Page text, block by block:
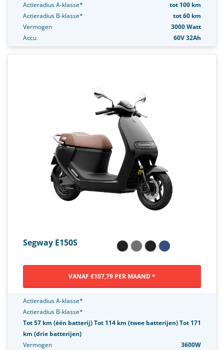
Actieradius A-klasse*
tot 100 km
Actieradius B-klasse*
tot 60 km
Vermogen
3000 Watt
Accu
60V 32Ah
Segway E150S
VANAF €107,79 PER MAAND *
Actieradius A-klasse*
Actieradius B-klasse*
Tot 57 km (één batterij) Tot 114 km (twee batterijen) Tot 171
km (drie batterijen)
Vermogen
3600W